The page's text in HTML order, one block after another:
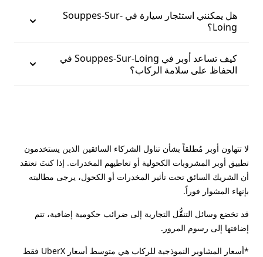
هل يمكنني استئجار سيارة في Souppes-Sur-
Loing؟
كيف تساعد أوبر في Souppes-Sur-Loing في
الحفاظ على سلامة الركاب؟
لا تتهاون أوبر مُطلقاً بشأن تناول الشركاء السائقين الذين يستخدمون
تطبيق أوبر المشروبات الكحولية أو تعاطيهم المخدرات. إذا كنتَ تعتقد
أن الشريك السائق تحت تأثير المخدرات أو الكحول، يرجى مطالبته
بإنهاء المشوار فوراً.
قد تخضع وسائل التنقُّل التجارية إلى ضرائب حكومية إضافية، تتم
إضافتها إلى رسوم المرور.
*أسعار المشاوير النموذجية للركاب هي متوسط أسعار UberX فقط